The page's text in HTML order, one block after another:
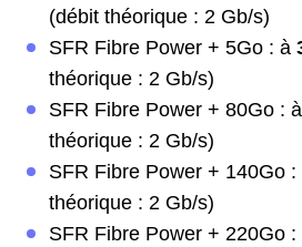
(débit théorique : 2 Gb/s)
SFR Fibre Power + 5Go : à
théorique : 2 Gb/s)
SFR Fibre Power + 80Go : à
théorique : 2 Gb/s)
SFR Fibre Power + 140Go :
théorique : 2 Gb/s)
SFR Fibre Power + 220Go :